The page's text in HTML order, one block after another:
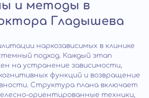
и методы в
Гладышева
наркозависимых в клинике
подход. Каждый этап
на устранение зависимости,
функций и возвращение
Структура плана включает
ориентированные техники,